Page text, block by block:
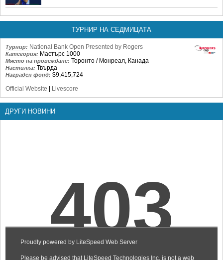
ТУРНИР НА СЕДМИЦАТА
Турнир: National Bank Open Presented by Rogers
Категория: Мастърс 1000
Място на провеждане: Торонто / Монреал, Канада
Настилка: Твърда
Награден фонд: $9,415,724
Official Website
Livescore
ДРУГИ НОВИНИ